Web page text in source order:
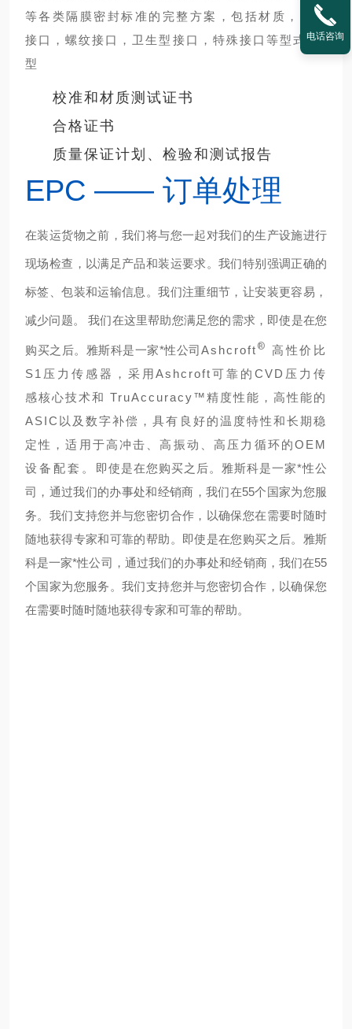
等各类隔膜密封标准的完整方案，包括材质，法兰
接口，螺纹接口，卫生型接口，特殊接口等型式 D模
型
校准和材质测试证书
合格证书
质量保证计划、检验和测试报告
EPC —— 订单处理
在装运货物之前，我们将与您一起对我们的生产设施进行
现场检查，以满足产品和装运要求。我们特别强调正确的
标签、包装和运输信息。我们注重细节，让安装更容易，
减少问题。 我们在这里帮助您满足您的需求， 即使是在您
购买之后。雅斯科是一家*性公司Ashcroft ® 高性价比
S1压力传感器，采用Ashcroft可靠的CVD压力传
感核心技术和 TruAccuracy™精度性能，高性能的
ASIC以及数字补偿，具有良好的温度特性和长期稳
定性，适用于高冲击、高振动、高压力循环的OEM
设备配套。 即使是在您购买之后。雅斯科是一家*性公
司，通过我们的办事处和经销商，我们在55个国家为您服
务。我们支持您并与您密切合作，以确保您在需要时随时
随地获得专家和可靠的帮助。 即使是在您购买之后。雅斯
科是一家*性公司，通过我们的办事处和经销商，我们在55
个国家为您服务。我们支持您并与您密切合作，以确保您
在需要时随时随地获得专家和可靠的帮助。
电话咨询